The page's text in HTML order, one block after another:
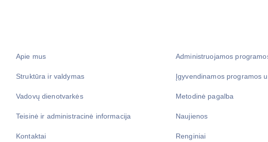
Apie mus
Struktūra ir valdymas
Vadovų dienotvarkės
Teisinė ir administracinė informacija
Kontaktai
Administruojamos
Įgyvendinamos programos
Metodinė pagalba
Naujienos
Renginiai